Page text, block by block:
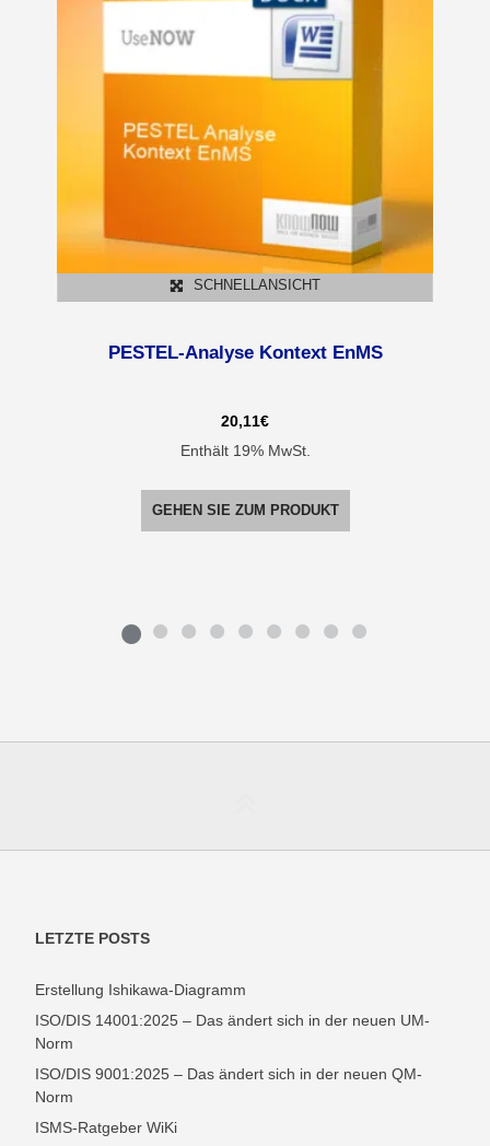
SCHNELLANSICHT
PESTEL-Analyse Kontext EnMS
20,11€
Enthält 19% MwSt.
GEHEN SIE ZUM PRODUKT
LETZTE POSTS
Erstellung Ishikawa-Diagramm
ISO/DIS 14001:2025 – Das ändert sich in der neuen UM-
Norm
ISO/DIS 9001:2025 – Das ändert sich in der neuen QM-
Norm
ISMS-Ratgeber WiKi